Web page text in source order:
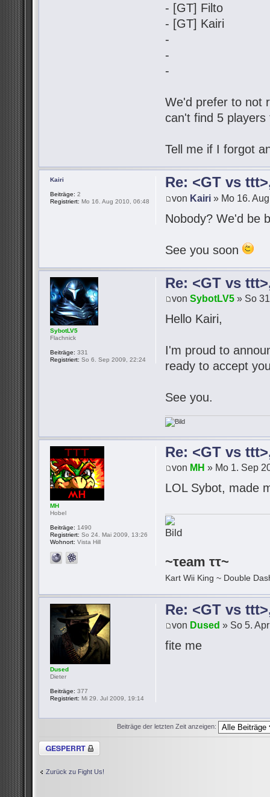
- [GT] Filto
- [GT] Kairi
-
-
-
We'd prefer to not
can't find 5
Tell me if I forgot
Re: <GT vs
von Kairi » Mo 16.
Nobody? We'd be
See you soon
Kairi
Beiträge: 2
Registriert: Mo 16. Aug 2010, 06:48
Re: <GT vs
vonSybotLV5 » So
Hello Kairi,
I'm proud to
ready to accept
See you.
SybotLV5
Flachnick
Beiträge: 331
Registriert: So 6. Sep 2009, 22:24
Re: <GT vs
von MH » Mo 1. Sep
LOL Sybot, made
~τeam ττ~
Kart Wii King ~ Double
MH
Hobel
Beiträge: 1490
Registriert: So 24. Mai 2009, 13:26
Wohnort: Vista Hill
Re: <GT vs
von Dused » So 5.
fite me
Dused
Dieter
Beiträge: 377
Registriert: Mi 29. Jul 2009, 19:14
Beiträge der letzten Zeit anzeigen:
Thema gesperrt
Zurück zu Fight Us!